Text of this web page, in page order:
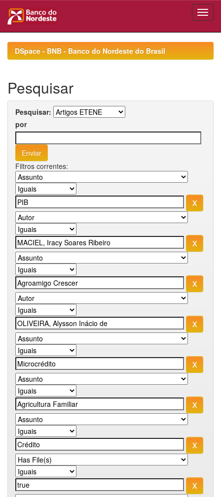
navigationDSpace - BNB - Banco do Nordeste do Brasil
Pesquisar
Pesquisar:
por
Filtros correntes: